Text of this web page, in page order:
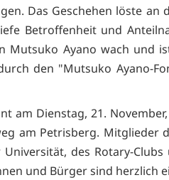
Das Geschehen löste an
Betroffenheit und
Mutsuko Ayano wach und
den "Mutsuko Ayano-
am Dienstag, 21.
am Petrisberg. Mitglieder
Universität, des Rotary-
und Bürger sind herzlich